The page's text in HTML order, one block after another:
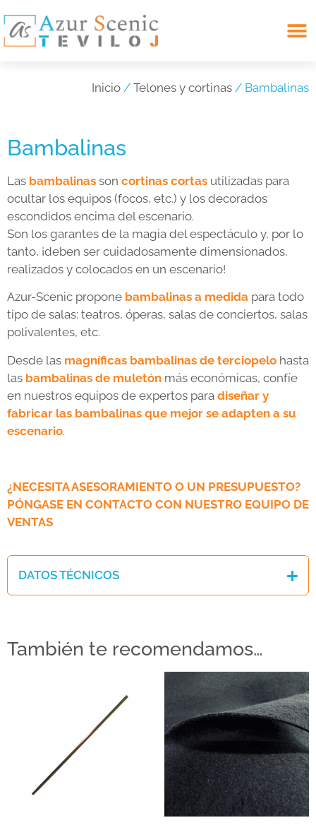
Inicio / Telones y cortinas / Bambalinas
Bambalinas
Las bambalinas son cortinas cortas utilizadas para
ocultar los equipos (focos, etc.) y los decorados
escondidos encima del escenario.
Son los garantes de la magia del espectáculo y, por lo
tanto, ¡deben ser cuidadosamente dimensionados,
realizados y colocados en un escenario!
Azur-Scenic propone bambalinas a medida para todo
tipo de salas: teatros, óperas, salas de conciertos, salas
polivalentes, etc.
Desde las magníficas bambalinas de terciopelo hasta
las bambalinas de muletón más económicas, confíe
en nuestros equipos de expertos para diseñar y
fabricar las bambalinas que mejor se adapten a su
escenario.
¿NECESITA ASESORAMIENTO O UN PRESUPUESTO?
PÓNGASE EN CONTACTO CON NUESTRO EQUIPO DE
VENTAS
DATOS TÉCNICOS
También te recomendamos…